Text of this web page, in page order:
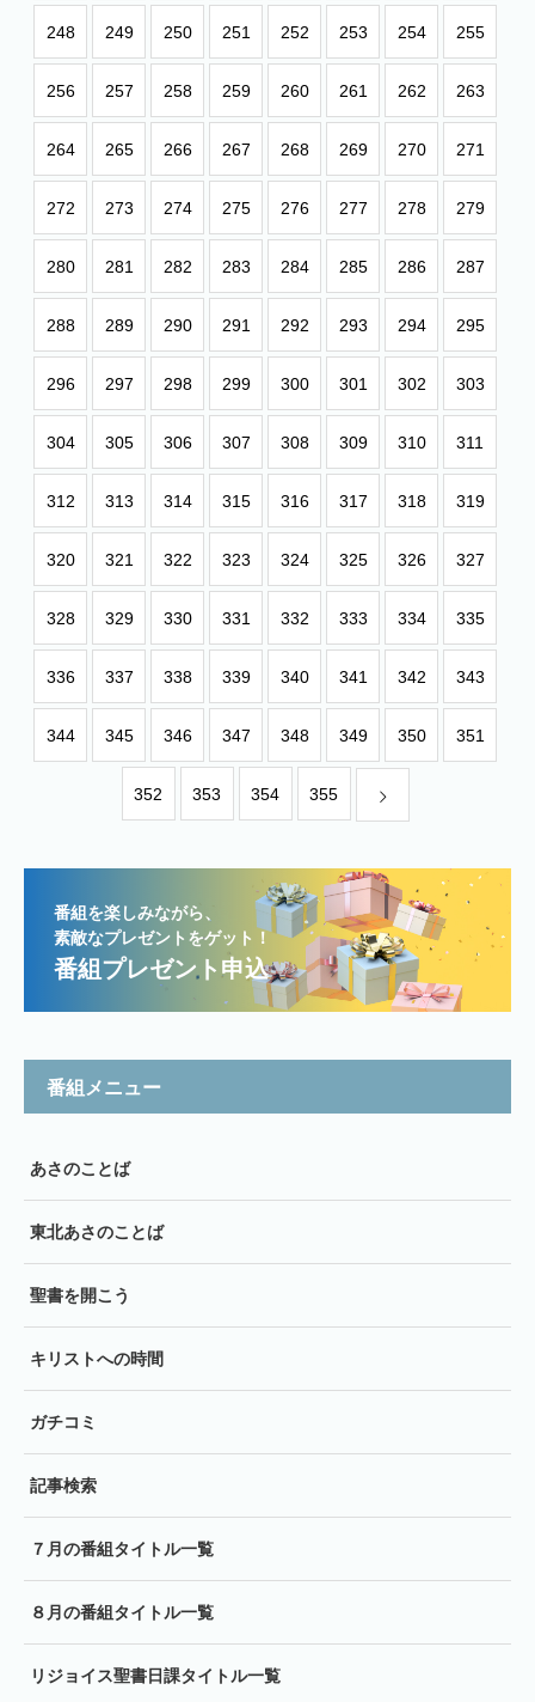
248 249 250 251 252 253 254 255
256 257 258 259 260 261 262 263
264 265 266 267 268 269 270 271
272 273 274 275 276 277 278 279
280 281 282 283 284 285 286 287
288 289 290 291 292 293 294 295
296 297 298 299 300 301 302 303
304 305 306 307 308 309 310 311
312 313 314 315 316 317 318 319
320 321 322 323 324 325 326 327
328 329 330 331 332 333 334 335
336 337 338 339 340 341 342 343
344 345 346 347 348 349 350 351
352 353 354 355
番組を楽しみながら、
素敵なプレゼントをゲット！
番組プレゼント申込
番組メニュー
あさのことば
東北あさのことば
聖書を開こう
キリストへの時間
ガチコミ
記事検索
７月の番組タイトル一覧
８月の番組タイトル一覧
リジョイス聖書日課タイトル一覧